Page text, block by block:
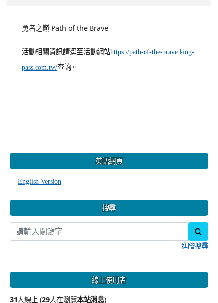
勇者之巔 Path of the Brave
活動相關資訊請逕至活動網站https://path-of-the-brave.king-
pass.com.tw/查詢。
英語網頁
English Version
搜尋
進階搜尋
線上使用者
31人線上 (29人在瀏覽本站消息)